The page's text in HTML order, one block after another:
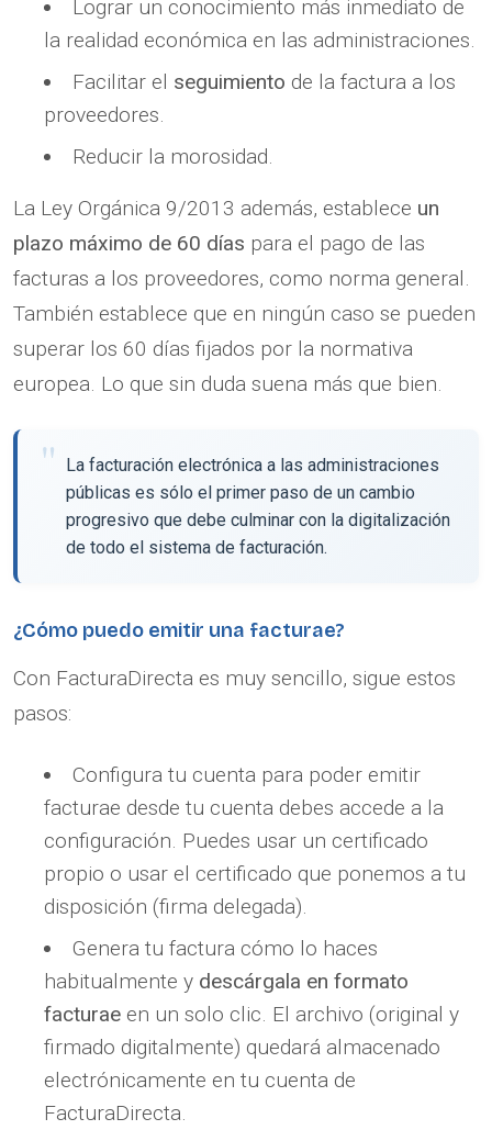
Lograr un conocimiento más inmediato de
la realidad económica en las administraciones.
Facilitar el seguimiento de la factura a los
proveedores.
Reducir la morosidad.
La Ley Orgánica 9/2013 además, establece un
plazo máximo de 60 días para el pago de las
facturas a los proveedores, como norma general.
También establece que en ningún caso se pueden
superar los 60 días fijados por la normativa
europea. Lo que sin duda suena más que bien.
La facturación electrónica a las administraciones
públicas es sólo el primer paso de un cambio
progresivo que debe culminar con la digitalización
de todo el sistema de facturación.
¿Cómo puedo emitir una facturae?
Con FacturaDirecta es muy sencillo, sigue estos
pasos:
Configura tu cuenta para poder emitir
facturae desde tu cuenta debes accede a la
configuración. Puedes usar un certificado
propio o usar el certificado que ponemos a tu
disposición (firma delegada).
Genera tu factura cómo lo haces
habitualmente y descárgala en formato
facturae en un solo clic. El archivo (original y
firmado digitalmente) quedará almacenado
electrónicamente en tu cuenta de
FacturaDirecta.